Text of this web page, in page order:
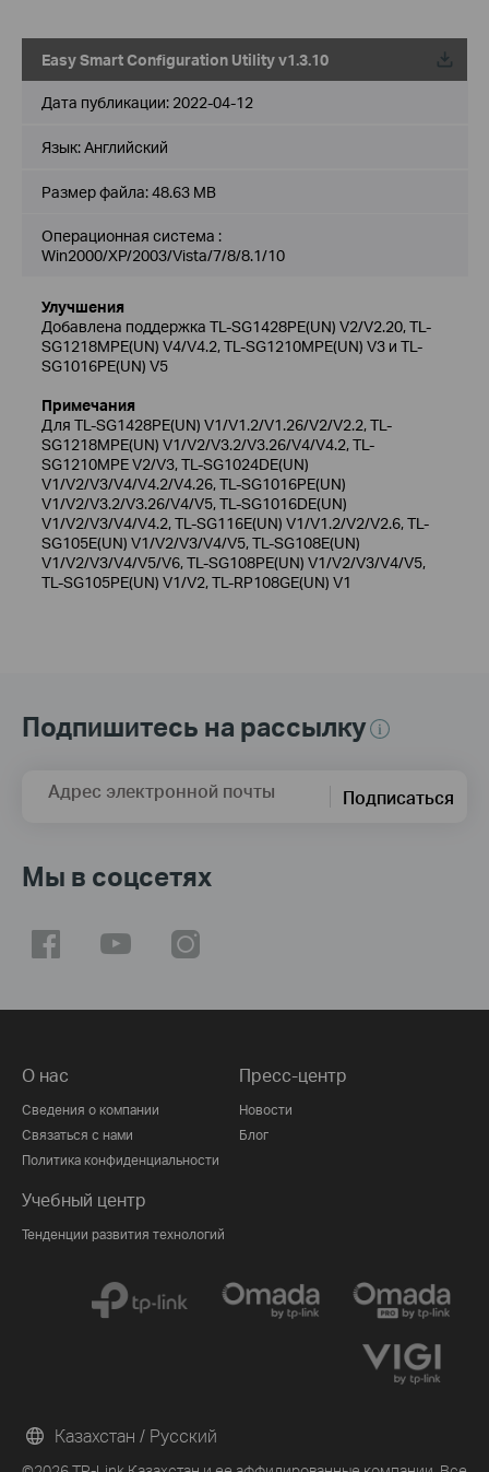
Easy Smart Configuration Utility v1.3.10
Дата публикации: 2022-04-12
Язык:Английский
Размер файла:48.63 MB
Операционная система :
Win2000/XP/2003/Vista/7/8/8.1/10
Улучшения
Добавлена поддержка TL-SG1428PE(UN) V2/V2.20, TL-
SG1218MPE(UN) V4/V4.2, TL-SG1210MPE(UN) V3 и TL-
SG1016PE(UN) V5
Примечания
Для TL-SG1428PE(UN) V1/V1.2/V1.26/V2/V2.2, TL-
SG1218MPE(UN) V1/V2/V3.2/V3.26/V4/V4.2, TL-
SG1210MPE V2/V3, TL-SG1024DE(UN)
V1/V2/V3/V4/V4.2/V4.26, TL-SG1016PE(UN)
V1/V2/V3.2/V3.26/V4/V5, TL-SG1016DE(UN)
V1/V2/V3/V4/V4.2, TL-SG116E(UN) V1/V1.2/V2/V2.6, TL-
SG105E(UN) V1/V2/V3/V4/V5, TL-SG108E(UN)
V1/V2/V3/V4/V5/V6, TL-SG108PE(UN) V1/V2/V3/V4/V5,
TL-SG105PE(UN) V1/V2, TL-RP108GE(UN) V1
Подпишитесь на рассылку
Адрес электронной почты Подписаться
Мы в соцсетях
О нас
Сведения о компании
Связаться с нами
Политика конфиденциальности
Пресс-центр
Новости
Блог
Учебный центр
Тенденции развития технологий
Казахстан / Русский